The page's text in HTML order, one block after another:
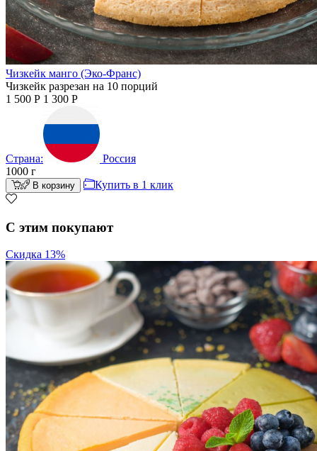
Чизкейк манго (Эко-Франс)
Чизкейк разрезан на 10 порций
1 500 Р 1 300 Р
Страна:
Россия
1000 г
В корзину Купить в 1 клик
С этим покупают
Скидка 13%